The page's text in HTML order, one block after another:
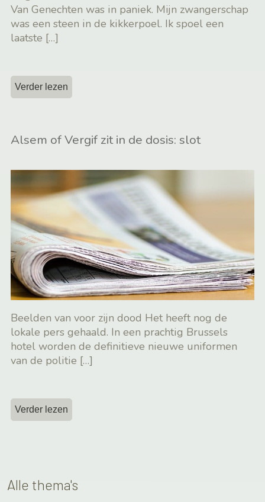
Van Genechten was in paniek. Mijn zwangerschap
was een steen in de kikkerpoel. Ik spoel een
laatste […]
Verder lezen
Alsem of Vergif zit in de dosis: slot
Beelden van voor zijn dood Het heeft nog de
lokale pers gehaald. In een prachtig Brussels
hotel worden de definitieve nieuwe uniformen
van de politie […]
Verder lezen
Alle thema's